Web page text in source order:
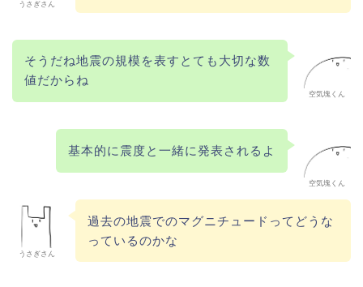
うさぎさん
空気塊くん
そうだね地震の規模を表すとても大切な数
値だからね
空気塊くん
基本的に震度と一緒に発表されるよ
うさぎさん
過去の地震でのマグニチュードってどうな
っているのかな